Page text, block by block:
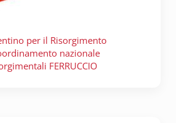
per il Risorgimento
nazionale
FERRUCCIO